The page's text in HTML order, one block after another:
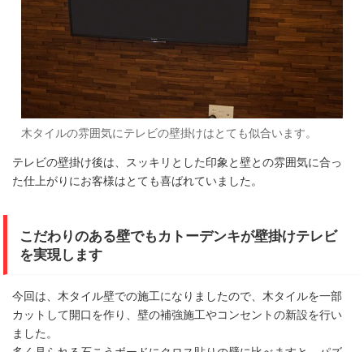
木タイルの雰囲気にテレビの壁掛けはとても似合います。
テレビの壁掛け後は、スッキリとした印象と壁との雰囲気に合っ
た仕上がりにお客様はとても喜ばれていました。
こだわりのある壁でもカトーデンキが壁掛けテレビ
を実現します
今回は、木タイル壁での施工になりましたので、木タイルを一部
カットして開口を作り、壁の補強施工やコンセントの新設を行い
ました。